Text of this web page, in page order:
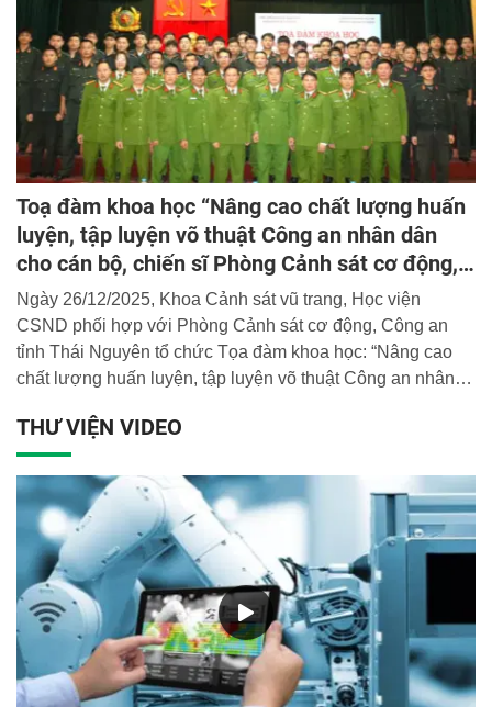
Toạ đàm khoa học “Nâng cao chất lượng huấn
luyện, tập luyện võ thuật Công an nhân dân
cho cán bộ, chiến sĩ Phòng Cảnh sát cơ động,
Công an tỉnh Thái Nguyên đáp ứng yêu cầu,
nhiệm vụ trong tình hình mới’’
Ngày 26/12/2025, Khoa Cảnh sát vũ trang, Học viện
CSND phối hợp với Phòng Cảnh sát cơ động, Công an
tỉnh Thái Nguyên tổ chức Tọa đàm khoa học: “Nâng cao
chất lượng huấn luyện, tập luyện võ thuật Công an nhân
an tỉnh Thái Nguyên đáp ứng yêu cầu, nhiệm vụ trong tình
hình mới”.
THƯ VIỆN VIDEO